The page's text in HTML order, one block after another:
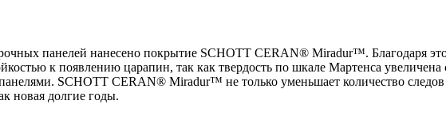
панелей нанесено покрытие SCHOTT CERAN® Miradur™. Благодаря
к появлению царапин, так как твердость по шкале Мартенса
SCHOTT CERAN® Miradur™ не только уменьшает количество
новая долгие годы.